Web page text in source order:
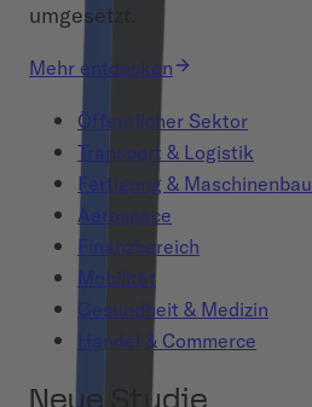
umgesetzt.
Mehr entdecken
Öffentlicher Sektor
Transport & Logistik
Fertigung & Maschinenbau
Aerospace
Finanzbereich
Mobilität
Gesundheit & Medizin
Handel & Commerce